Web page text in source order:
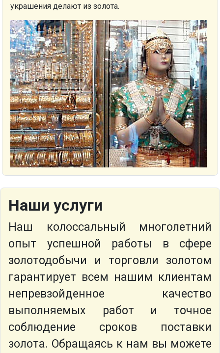
украшения делают из золота.
Наши услуги
Наш колоссальный многолетний
опыт успешной работы в сфере
золотодобычи и торговли золотом
гарантирует всем нашим клиентам
непревзойденное качество
выполняемых работ и точное
соблюдение сроков поставки
золота. Обращаясь к нам вы можете